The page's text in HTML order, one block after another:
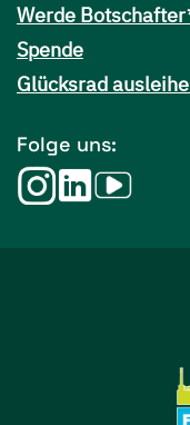
Werde
Spende
Glücksrad
Folge uns: